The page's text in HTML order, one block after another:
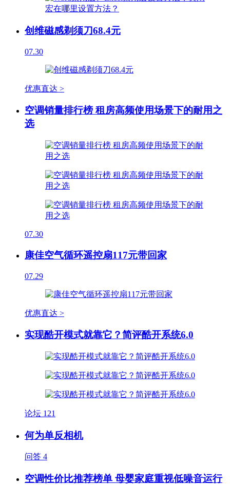
创维磁感剃须刀68.4元
07.30
优惠直达 >
空调销量排行榜 租房高频使用场景下的耐用之
选
07.30
康佳空气循环遥控扇117元带回家
07.29
优惠直达 >
实现酷开模式就靠它？简评酷开系统6.0
论坛 121
何为单反相机
问答 4
空调性价比推荐榜单 母婴家庭重视低噪音运行